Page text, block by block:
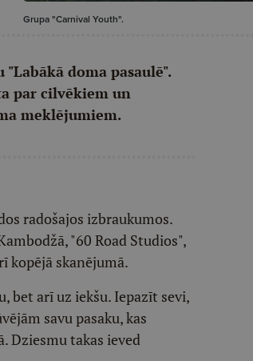
Grupa "Carnival Youth".
doma pasaulē".
par cilvēkiem un
meklējumiem.
radošajos izbraukumos.
"60 Road Studios",
kopējā skanējumā.
bet arī uz iekšu. Iepazīt sevi,
savu pasaku, kas
Dziesmu takas ieved